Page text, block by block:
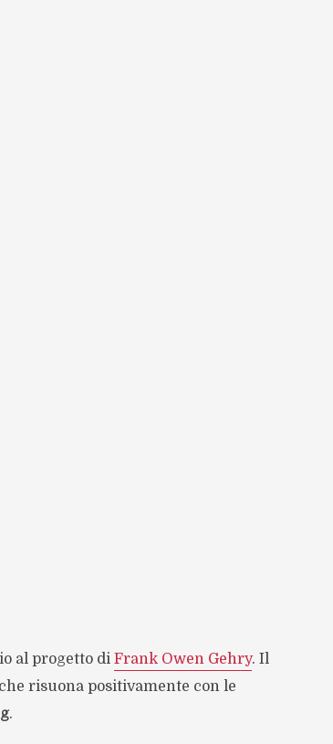
al progetto di Frank Owen Gehry. Il
risuona positivamente con le
.